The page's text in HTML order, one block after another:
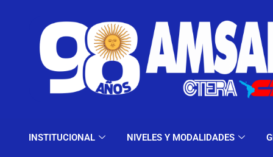
INSTITUCIONAL NIVELES Y MODALIDADES
INSTITUCIONAL